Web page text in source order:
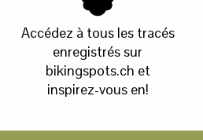
Accédez à tous les tracés
enregistrés sur
bikingspots.ch et
inspirez-vous en!